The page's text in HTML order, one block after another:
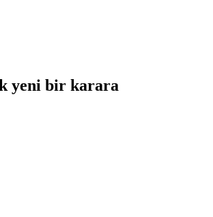
yeni bir karara